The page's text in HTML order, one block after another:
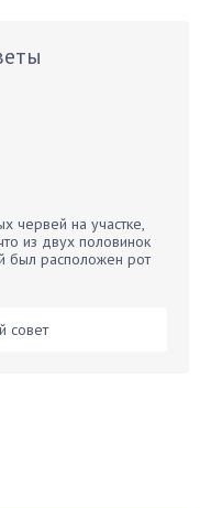
червей на участке,
из двух половинок
был расположен рот
совет